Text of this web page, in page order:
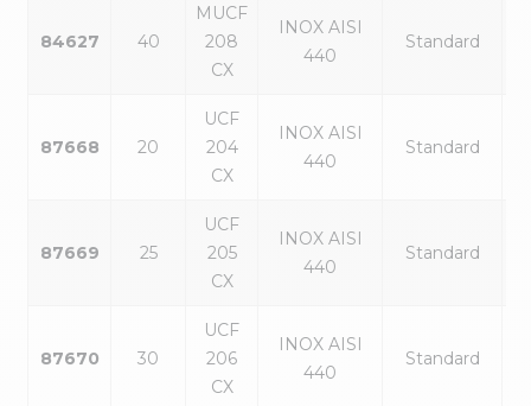
84627 40
MUCF
208
CX
INOX AISI
440
Standard
87668 20
UCF
204
CX
INOX AISI
440
Standard
87669 25
UCF
205
CX
INOX AISI
440
Standard
87670 30
UCF
206
CX
INOX AISI
440
Standard